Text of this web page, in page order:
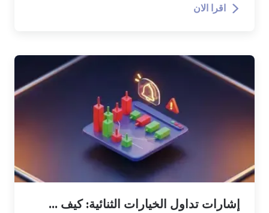
اقرا الان
إشارات تداول الخيارات الثنائية: كيف ...